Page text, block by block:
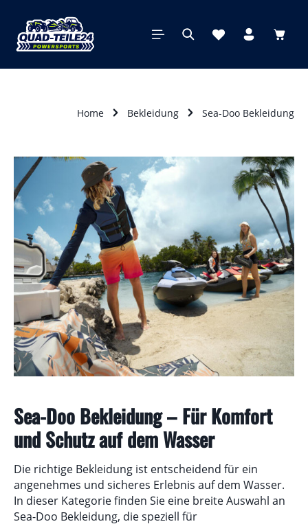
springen
Home Bekleidung Sea-Doo Bekleidung
Sea-Doo Bekleidung – Für Komfort
und Schutz auf dem Wasser
Die richtige Bekleidung ist entscheidend für ein
angenehmes und sicheres Erlebnis auf dem Wasser.
In dieser Kategorie finden Sie eine breite Auswahl an
Sea-Doo Bekleidung, die speziell für